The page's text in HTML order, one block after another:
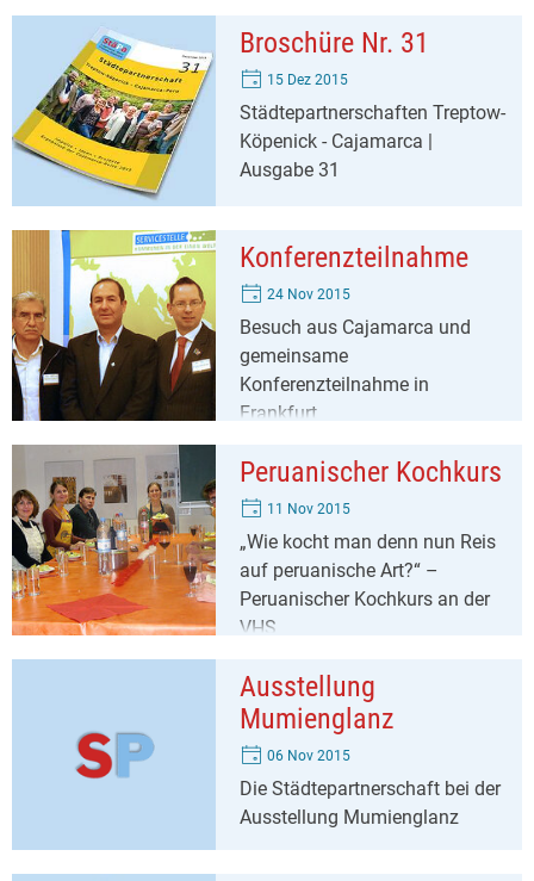
Broschüre Nr. 31
15 Dez 2015
Städtepartnerschaften Treptow-
Köpenick - Cajamarca |
Ausgabe 31
Konferenzteilnahme
24 Nov 2015
Besuch aus Cajamarca und
gemeinsame
Konferenzteilnahme in
Frankfurt
Peruanischer Kochkurs
11 Nov 2015
„Wie kocht man denn nun Reis
auf peruanische Art?“ –
Peruanischer Kochkurs an der
VHS
Ausstellung
Mumienglanz
06 Nov 2015
Die Städtepartnerschaft bei der
Ausstellung Mumienglanz